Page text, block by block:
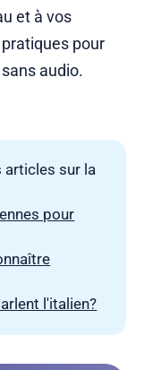
et à vos
pour
audio.
articles sur la
pour
l'italien?